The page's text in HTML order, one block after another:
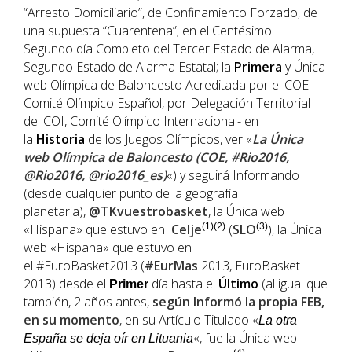
“Arresto Domiciliario”, de Confinamiento Forzado, de
una supuesta “Cuarentena”; en el Centésimo
Segundo día Completo del Tercer Estado de Alarma,
Segundo Estado de Alarma Estatal; la Primera y Única
web Olímpica de Baloncesto Acreditada por el COE -
Comité Olímpico Español, por Delegación Territorial
del COI, Comité Olímpico Internacional- en
la Historia de los Juegos Olímpicos, ver «La Única
web Olímpica de Baloncesto (COE, #Rio2016,
@Rio2016, @rio2016_es)«) y seguirá Informando
(desde cualquier punto de la geografía
planetaria), @TKvuestrobasket, la Única web
«Hispana» que estuvo en Celje(1)(2) (SLO(3)), la Única
web «Hispana» que estuvo en
el #EuroBasket2013 (#EurMas 2013, EuroBasket
2013) desde el Primer día hasta el Último (al igual que
también, 2 años antes, según Informó la propia FEB,
en su momento, en su Artículo Titulado «La otra
España se deja oír en Lituania«, fue la Única web